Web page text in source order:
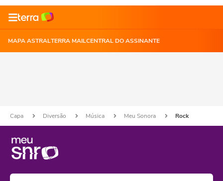
MAPA ASTRALTERRA MAILCENTRAL DO ASSINANTE
Capa Diversão Música Meu Sonora Rock